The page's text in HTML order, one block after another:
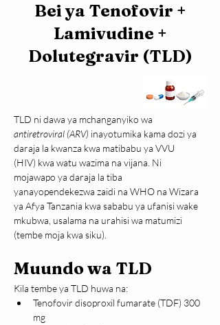
Bei ya Tenofovir +
Lamivudine +
Dolutegravir (TLD)
TLD ni dawa ya mchanganyiko wa
antiretroviral (ARV) inayotumika kama dozi ya
daraja la kwanza kwa matibabu ya VVU
(HIV) kwa watu wazima na vijana. Ni
mojawapo ya daraja la tiba
yanayopendekezwa zaidi na WHO na Wizara
ya Afya Tanzania kwa sababu ya ufanisi wake
mkubwa, usalama na urahisi wa matumizi
(tembe moja kwa siku).
Muundo wa TLD
Kila tembe ya TLD huwa na:
Tenofovir disoproxil fumarate (TDF) 300
mg